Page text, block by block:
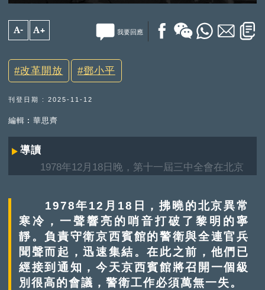
A- A+ 我要回應
改革開放 鄧小平
刊登日期 : 2025-11-12
編輯︰華思齊
導讀
1978年12月18日晚，第十一屆三中全會在北京
卻在歷史上留下濃墨重彩的一筆。本文轉載自央視
《國家記憶》的大型文獻片《抉擇──1978》，記
述1978年十一屆三中全會如何開創中國社會主義現
代化建設，帶領國家邁向改革開放的新歷史時期，
並開始形成以鄧小平為核心的第二代中央領導集
體。
1978年12月18日，拂曉的北京異常
寒冷，一聲響亮的哨音打破了黎明的寧
靜。負責守衛京西賓館的警衛與全連官兵
聞聲而起，迅速集結。在此之前，他們已
經接到通知，今天京西賓館將召開一個級
別很高的會議，警衛工作必須萬無一失。